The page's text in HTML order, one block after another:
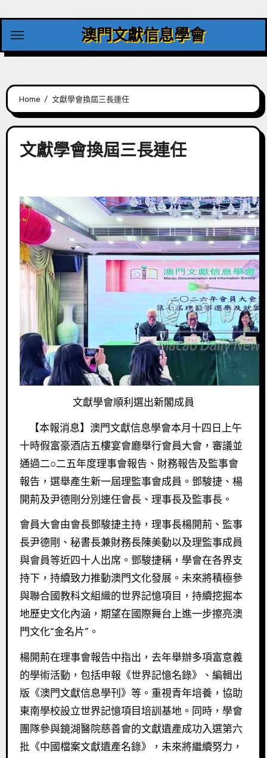
content
澳門文獻信息學會
Home 文獻學會換屆三長連任
文獻學會換屆三長連任
文獻學會順利選出新閣成員
【本報消息】澳門文獻信息學會本月十四日上午
十時假富豪酒店五樓宴會廳舉行會員大會，審議並
通過二○二五年度理事會報告、財務報告及監事會
報告，選舉產生新一屆理監事會成員。鄧駿捷、楊
開荊及尹德剛分別連任會長、理事長及監事長。
會員大會由會長鄧駿捷主持，理事長楊開荊、監事
長尹德剛、秘書長兼財務長陳美動以及理監事成員
與會員等近四十人出席。鄧駿捷稱，學會在各界支
持下，持續致力推動澳門文化發展。未來將積極參
與聯合國教科文組織的世界記憶項目，持續挖掘本
地歷史文化內涵，期望在國際舞台上進一步擦亮澳
門文化“金名片”。
楊開荊在理事會報告中指出，去年舉辦多項富意義
的學術活動，包括申報《世界記憶名錄》、編輯出
版《澳門文獻信息學刊》等。重視青年培養，協助
東南學校設立世界記憶項目培訓基地。同時，學會
團隊參與鏡湖醫院慈善會的文獻遺產成功入選第六
批《中國檔案文獻遺產名錄》，未來將繼續努力，